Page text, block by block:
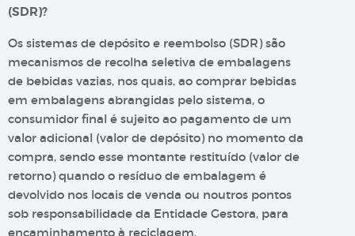
(SDR)?
Os sistemas de depósito e reembolso (SDR) são
mecanismos de recolha seletiva de embalagens
de bebidas vazias, nos quais, ao comprar bebidas
em embalagens abrangidas pelo sistema, o
consumidor final é sujeito ao pagamento de um
valor adicional (valor de depósito) no momento da
compra, sendo esse montante restituído (valor de
retorno) quando o resíduo de embalagem é
devolvido nos locais de venda ou noutros pontos
sob responsabilidade da Entidade Gestora, para
encaminhamento à reciclagem.